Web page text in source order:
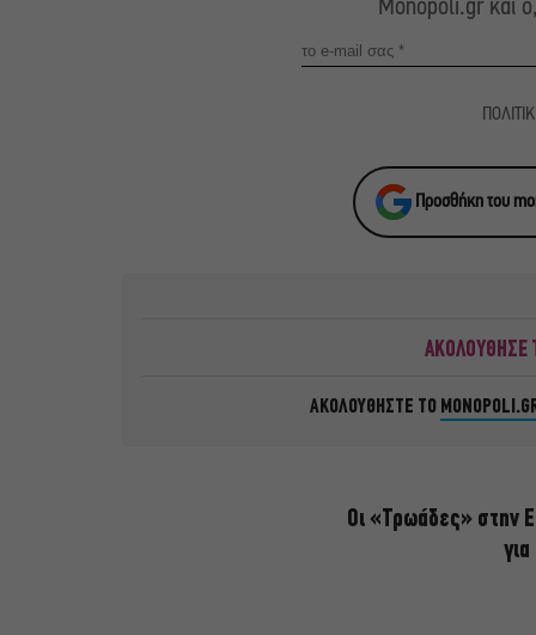
Monopoli.gr και
Προσθήκη του
ΑΚΟΛΟΥΘΗΣΕ
ΑΚΟΛΟΥΘΗΣΤΕ ΤΟ
Οι «Τρωάδες» στην